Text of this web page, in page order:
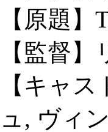
【原題】
【監督
【キャ
ュ, ヴィ